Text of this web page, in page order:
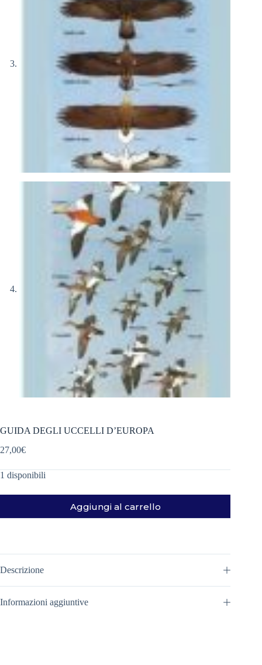
GUIDA DEGLI UCCELLI D’EUROPA
27,00€
1 disponibili
Aggiungi al carrello
Descrizione
Informazioni aggiuntive